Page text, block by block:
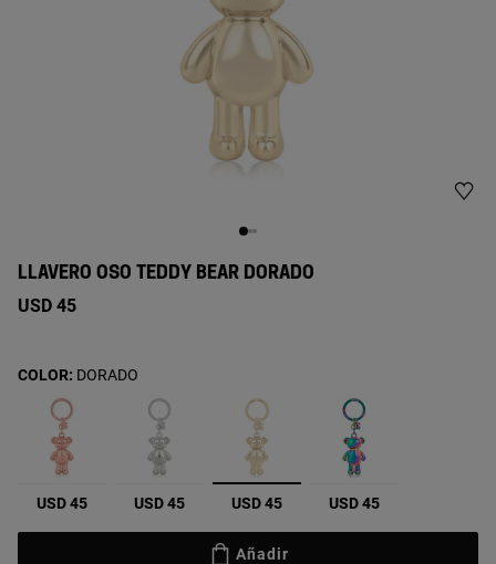
LLAVERO OSO TEDDY BEAR DORADO
USD 45
USD 45 USD 45 seleccionado
USD 45 USD 45
COLOR: DORADO
Añadir